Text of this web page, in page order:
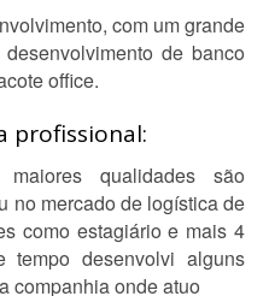
com um grande
de banco
office.
profissional:
qualidades são
no mercado de logística de
como estagiário e mais 4
tempo desenvolvi alguns
companhia onde atuo